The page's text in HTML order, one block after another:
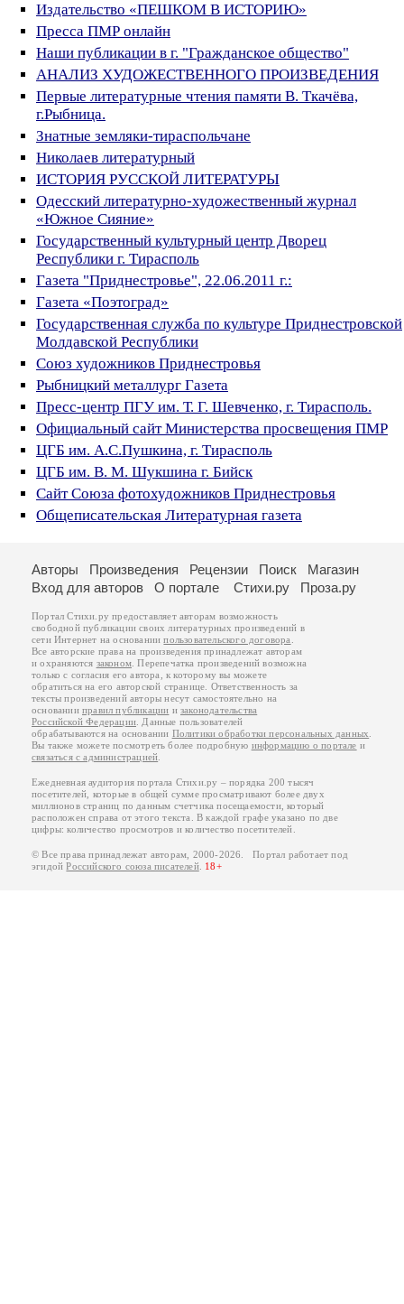
Издательство «ПЕШКОМ В ИСТОРИЮ»
Пресса ПМР онлайн
Наши публикации в г. "Гражданское общество"
АНАЛИЗ ХУДОЖЕСТВЕННОГО ПРОИЗВЕДЕНИЯ
Первые литературные чтения памяти В. Ткачёва,
г.Рыбница.
Знатные земляки-тираспольчане
Николаев литературный
ИСТОРИЯ РУССКОЙ ЛИТЕРАТУРЫ
Одесский литературно-художественный журнал
«Южное Сияние»
Государственный культурный центр Дворец
Республики г. Тирасполь
Газета "Приднестровье", 22.06.2011 г.:
Газета «Поэтоград»
Государственная служба по культуре Приднестровской
Молдавской Республики
Союз художников Приднестровья
Рыбницкий металлург Газета
Пресс-центр ПГУ им. Т. Г. Шевченко, г. Тирасполь.
Официальный сайт Министерства просвещения ПМР
ЦГБ им. А.С.Пушкина, г. Тирасполь
ЦГБ им. В. М. Шукшина г. Бийск
Сайт Союза фотохудожников Приднестровья
Общеписательская Литературная газета
Авторы Произведения Рецензии Поиск
Магазин
Вход для авторов
О портале Стихи.ру Проза.ру
Портал Стихи.ру предоставляет авторам возможность
свободной публикации своих литературных произведений в
сети Интернет на основаниипользовательского договора.
Все авторские права на произведения принадлежат авторам
и охраняются законом. Перепечатка произведений возможна
только с согласия его автора, к которому вы можете
обратиться на его авторской странице. Ответственность за
тексты произведений авторы несут самостоятельно на
основанииправил публикации изаконодательства
Российской Федерации. Данные пользователей
обрабатываются на основании Политики обработки персональных данных.
Вы также можете посмотреть более подробную информацию о портале и
связаться с администрацией.
Ежедневная аудитория портала Стихи.ру – порядка 200 тысяч
посетителей, которые в общей сумме просматривают более двух
миллионов страниц по данным счетчика посещаемости, который
расположен справа от этого текста. В каждой графе указано по две
цифры: количество просмотров и количество посетителей.
© Все права принадлежат авторам, 2000-2026. Портал работает под
эгидойРоссийского союза писателей. 18+